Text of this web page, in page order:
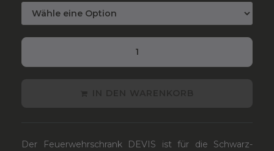
Der Feuerwehrschrank DEVIS ist für die Schwarz-